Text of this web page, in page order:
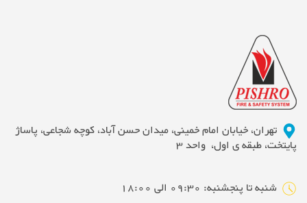
تهران، خیابان امام خمینی، میدان حسن آباد، کوچه شجاعی، پاساژ
پایتخت، طبقه ی اول، واحد 3
شنبه تا پنجشنبه: 09:30 الی 18:00